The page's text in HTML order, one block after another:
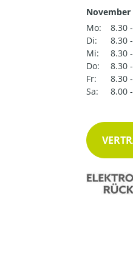
November
Mo:
8.30
Di:
8.30
Mi:
8.30
Do:
8.30
Fr:
8.30
Sa:
8.00